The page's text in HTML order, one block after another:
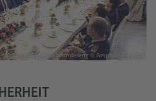
Münchner Sicherheitskonferenz © Stephan Goerlich